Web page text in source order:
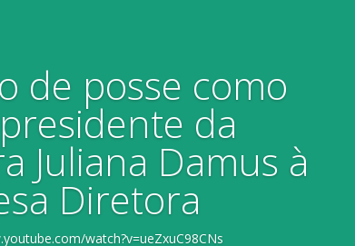
de posse como
da
Juliana Damus à
Diretora
watch?v=ueZxuC98CNs